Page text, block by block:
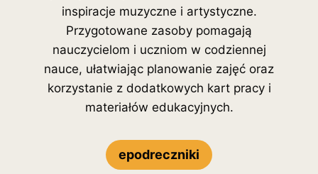
inspiracje muzyczne i artystyczne.
Przygotowane zasoby pomagają
nauczycielom i uczniom w codziennej
nauce, ułatwiając planowanie zajęć oraz
korzystanie z dodatkowych kart pracy i
materiałów edukacyjnych.
epodreczniki